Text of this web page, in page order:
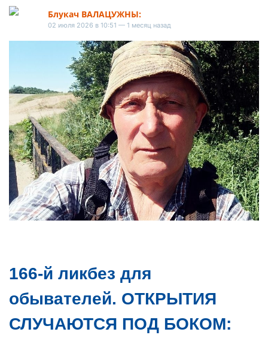
Блукач ВАЛАЦУЖНЫ:
02 июля 2026 в 10:51 — 1 месяц назад
166-й ликбез для
обывателей. ОТКРЫТИЯ
СЛУЧАЮТСЯ ПОД БОКОМ: